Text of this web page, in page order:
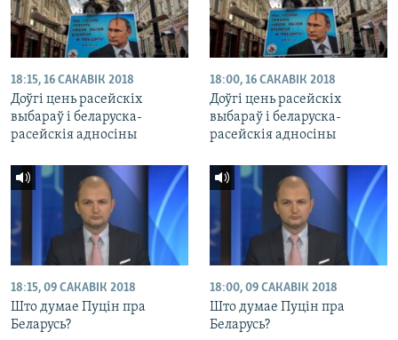
18:15, 16 САКАВІК 2018
Доўгі цень расейскіх
выбараў і беларуска-
расейскія адносіны
18:00, 16 САКАВІК 2018
Доўгі цень расейскіх
выбараў і беларуска-
расейскія адносіны
18:15, 09 САКАВІК 2018
Што думае Пуцін пра
Беларусь?
18:00, 09 САКАВІК 2018
Што думае Пуцін пра
Беларусь?